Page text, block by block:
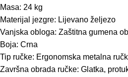
Masa: 24 kg
Materijal jezgre: Lijevano željezo
Vanjska obloga: Zaštitna gumena
Boja: Crna
Tip ručke: Ergonomska metalna
Završna obrada ručke: Glatka,